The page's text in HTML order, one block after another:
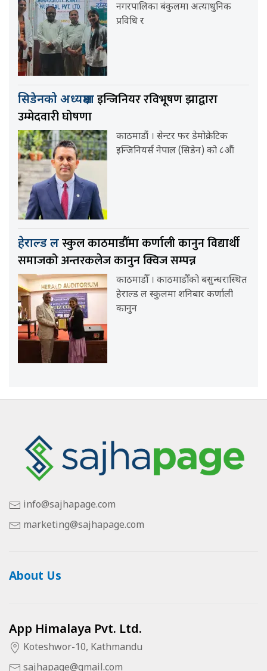
नगरपालिका बंकुलमा अत्याधुनिक
प्रविधि र
सिडेनको अध्यक्षमाइन्जिनियर रविभूषण झाद्वारा
उम्मेदवारी घोषणा
काठमाडौं । सेन्टर फर डेमोक्रेटिक
इन्जिनियर्स नेपाल (सिडेन) को ८औं
हेराल्ड लस्कुल काठमाडौँमा कर्णाली कानुन विद्यार्थी
समाजको अन्तरकलेज कानुन क्विज सम्पन्न
काठमाडौँ । काठमाडौँको बसुन्धरास्थित
हेराल्ड ल स्कुलमा शनिबार कर्णाली
कानुन
info@sajhapage.com
marketing@sajhapage.com
About Us
App Himalaya Pvt. Ltd.
Koteshwor-10, Kathmandu